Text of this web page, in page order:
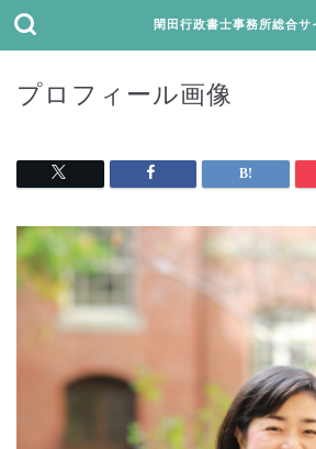
閑田行政書士事務所総合サ
プロフィール画像